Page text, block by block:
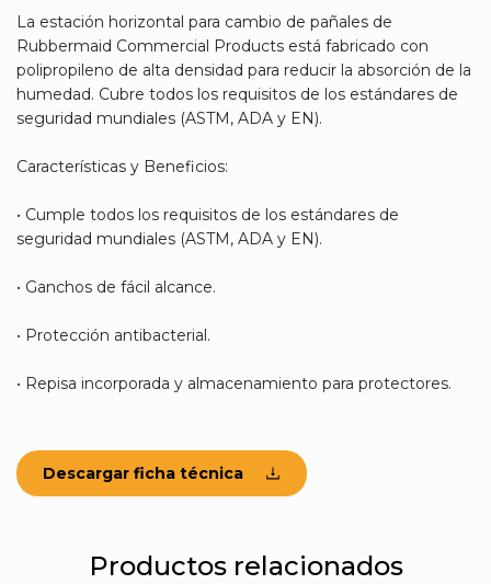
La estación horizontal para cambio de pañales de
Rubbermaid Commercial Products está fabricado con
polipropileno de alta densidad para reducir la absorción de la
humedad. Cubre todos los requisitos de los estándares de
seguridad mundiales (ASTM, ADA y EN).
Características y Beneficios:
• Cumple todos los requisitos de los estándares de
seguridad mundiales (ASTM, ADA y EN).
• Ganchos de fácil alcance.
• Protección antibacterial.
• Repisa incorporada y almacenamiento para protectores.
Descargar ficha técnica
Productos relacionados